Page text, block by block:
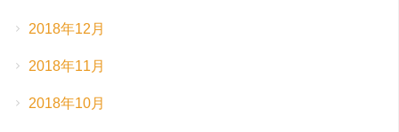
2018年12月
2018年11月
2018年10月